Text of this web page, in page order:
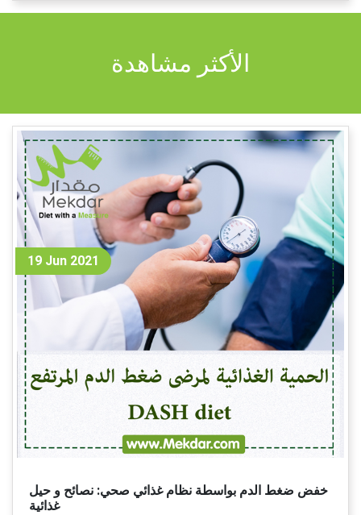
الأكثر مشاهدة
خفض ضغط الدم بواسطة نظام غذائي صحي: نصائح و حيل
غذائية
19 Jun 2021